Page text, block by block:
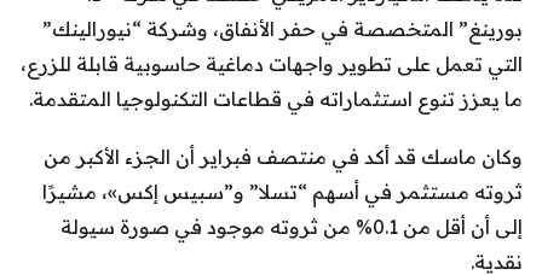
بورينغ” المتخصصة في حفر الأنفاق، وشركة “نيورالينك”
التي تعمل على تطوير واجهات دماغية حاسوبية قابلة للزرع،
ما يعزز تنوع استثماراته في قطاعات التكنولوجيا المتقدمة.
وكان ماسك قد أكد في منتصف فبراير أن الجزء الأكبر من
ثروته مستثمر في أسهم “تسلا” و”سبيس إكس»، مشيرًا
إلى أن أقل من 0.1% من ثروته موجود في صورة سيولة
نقدية.